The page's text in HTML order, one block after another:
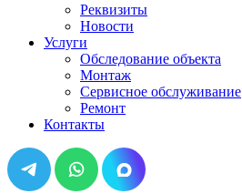
Реквизиты
Новости
Услуги
Обследование объекта
Монтаж
Сервисное обслуживание
Ремонт
Контакты